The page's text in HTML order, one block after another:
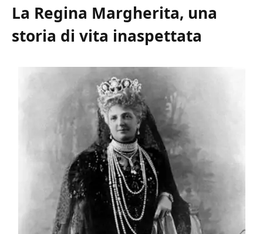
La Regina Margherita, una
storia di vita inaspettata